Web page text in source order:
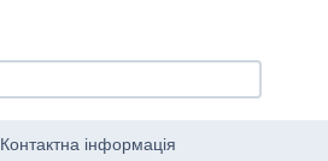
Контактна інформація